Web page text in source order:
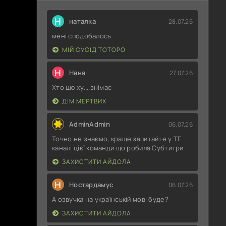
Н наталка 28.07.26
мені сподобалось
МІЙ СУСІД ТОТОРО
Н Нана 27.07.26
Хто цю ху....знімає
ДІМ МЕРТВИХ
AdminAdmin 06.07.26
Точно не знаємо, краще запитайте у ТГ
каналі цієї команди що робила Субтитри
ЗАХИСТИТИ АЙДОЛА
Н Ностардамус 06.07.26
А озвучка на українській мові буде?
ЗАХИСТИТИ АЙДОЛА